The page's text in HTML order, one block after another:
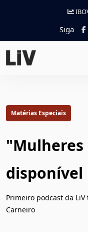
Siga
Matérias Especiais
disponível
Primeiro podcast da
Carneiro